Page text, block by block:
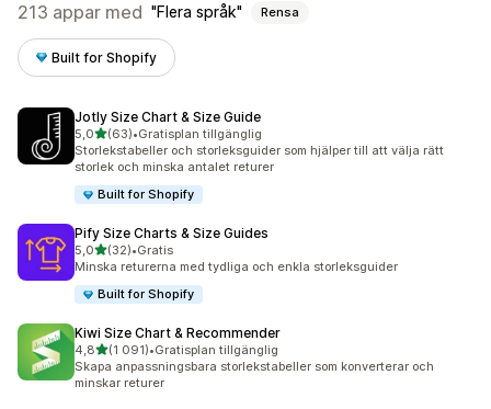
213 appar med Flera språk Rensa
Built for Shopify
Jotly Size Chart & Size Guide
5,0av 5 stjärnor
(63)
63 recensioner totalt
•Gratisplan tillgänglig
Storlekstabeller och storleksguider som hjälper till att välja rätt
storlek och minska antalet returer
Built for Shopify
Pify Size Charts & Size Guides
5,0av 5 stjärnor
(32)
32 recensioner totalt
•Gratis
Minska returerna med tydliga och enkla storleksguider
Built for Shopify
Kiwi Size Chart & Recommender
4,8av 5 stjärnor
(1 091)
1091 recensioner totalt
•Gratisplan tillgänglig
Skapa anpassningsbara storlekstabeller som konverterar och
minskar returer